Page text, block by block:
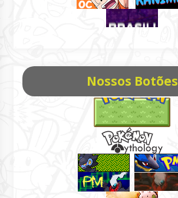
Nossos Botões